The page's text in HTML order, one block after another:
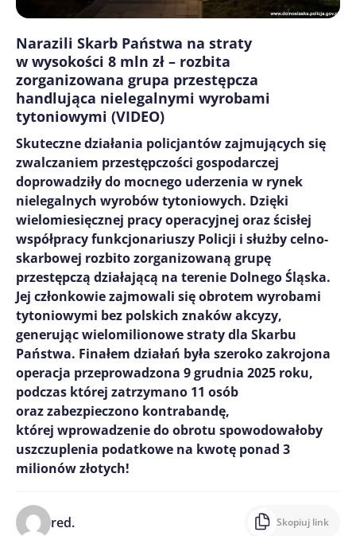
Narazili Skarb Państwa na straty
w wysokości 8 mln zł – rozbita
zorganizowana grupa przestępcza
handlująca nielegalnymi wyrobami
tytoniowymi (VIDEO)
Skuteczne działania policjantów zajmujących się
zwalczaniem przestępczości gospodarczej
doprowadziły do mocnego uderzenia w rynek
nielegalnych wyrobów tytoniowych. Dzięki
wielomiesięcznej pracy operacyjnej oraz ścisłej
współpracy funkcjonariuszy Policji i służby celno-
skarbowej rozbito zorganizowaną grupę
przestępczą działającą na terenie Dolnego Śląska.
Jej członkowie zajmowali się obrotem wyrobami
tytoniowymi bez polskich znaków akcyzy,
generując wielomilionowe straty dla Skarbu
Państwa. Finałem działań była szeroko zakrojona
operacja przeprowadzona 9 grudnia 2025 roku,
podczas której zatrzymano 11 osób
oraz zabezpieczono kontrabandę,
której wprowadzenie do obrotu spowodowałoby
uszczuplenia podatkowe na kwotę ponad 3
milionów złotych!
red. Skopiuj link